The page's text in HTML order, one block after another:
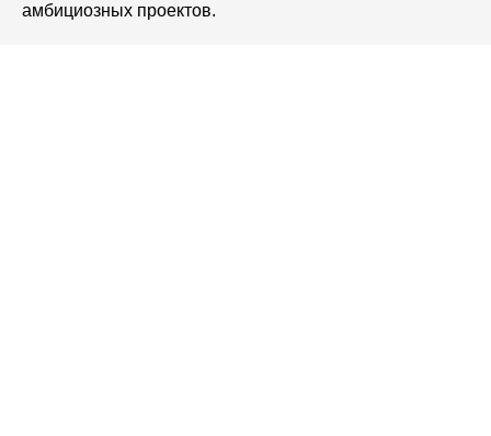
амбициозных проектов.